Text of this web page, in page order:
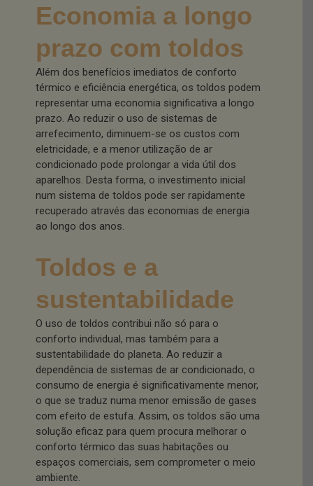
Economia a longo
prazo com toldos
Além dos benefícios imediatos de conforto
térmico e eficiência energética, os toldos podem
representar uma economia significativa a longo
prazo. Ao reduzir o uso de sistemas de
arrefecimento, diminuem-se os custos com
eletricidade, e a menor utilização de ar
condicionado pode prolongar a vida útil dos
aparelhos. Desta forma, o investimento inicial
num sistema de toldos pode ser rapidamente
recuperado através das economias de energia
ao longo dos anos.
Toldos e a
sustentabilidade
O uso de toldos contribui não só para o
conforto individual, mas também para a
sustentabilidade do planeta. Ao reduzir a
dependência de sistemas de ar condicionado, o
consumo de energia é significativamente menor,
o que se traduz numa menor emissão de gases
com efeito de estufa. Assim, os toldos são uma
solução eficaz para quem procura melhorar o
conforto térmico das suas habitações ou
espaços comerciais, sem comprometer o meio
ambiente.